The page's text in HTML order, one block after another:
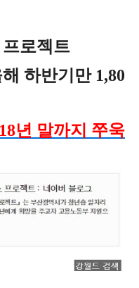
로젝트
하반기만 1,80
년 말까지 쭈욱